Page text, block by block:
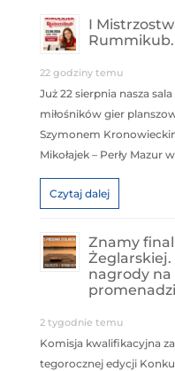
I
Rummikub.
22 godziny temu
Już 22 sierpnia nasza
miłośników gier
Szymonem
Mikołajek – Perły Mazur
Czytaj dalej
Znamy
Żeglarskiej.
nagrody na
2 tygodnie temu
Komisja kwalifikacyjna
tegorocznej edycji